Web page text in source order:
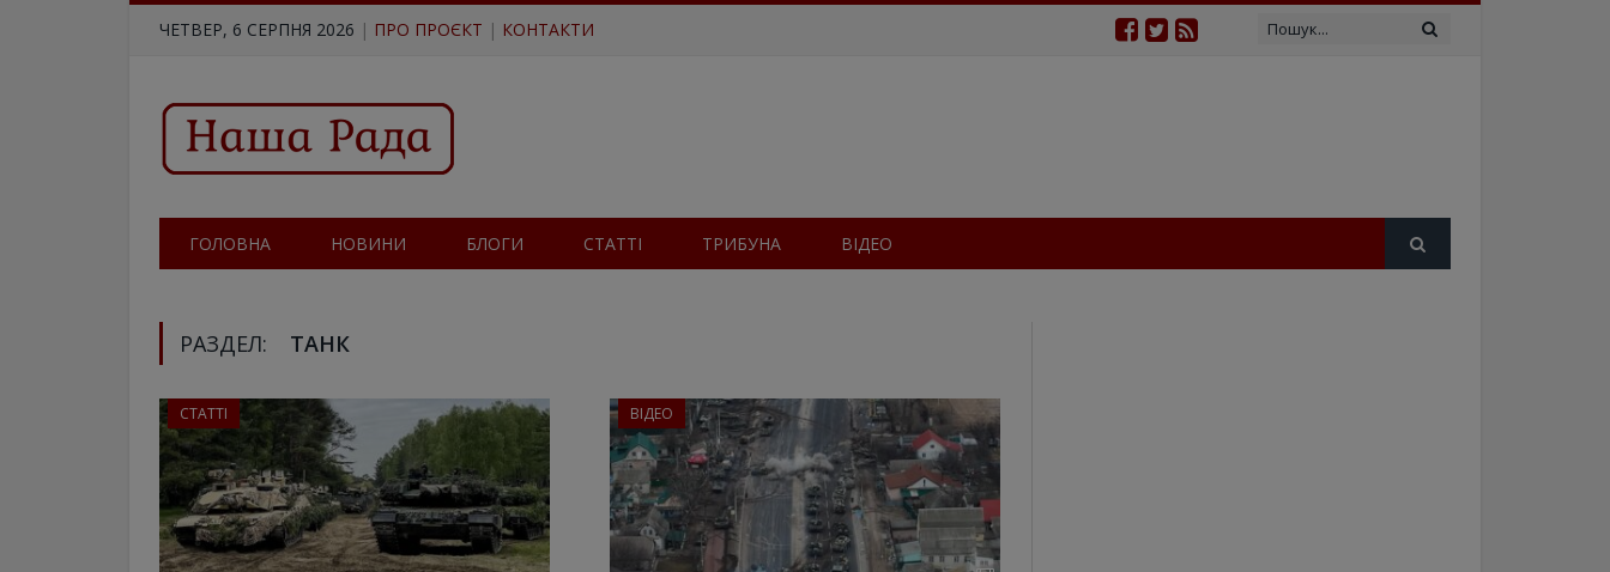
ЧЕТВЕР, 6 СЕРПНЯ 2026 | ПРО ПРОЄКТ | КОНТАКТИ
ГОЛОВНА НОВИНИ БЛОГИ СТАТТІ ТРИБУНА ВІДЕО
РАЗДЕЛ: ТАНК
СТАТТІ ВІДЕО